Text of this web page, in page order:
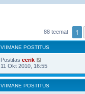
88 teemat 1
VIIMANE POSTITUS
Postitas eerik
11 Okt 2010, 16:55
VIIMANE POSTITUS